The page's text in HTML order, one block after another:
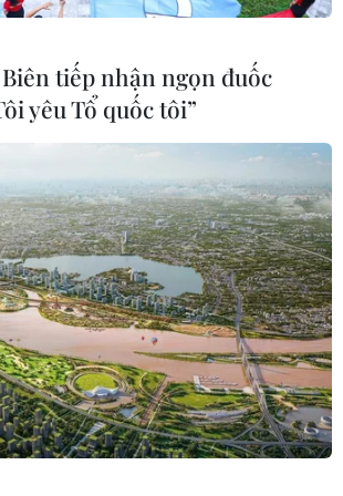
TẤN XÃ VIỆT NAM
TIẾN DUẨN
NGUYỄN THỊ TÁM, KHÚC THANH
Quy định sử dụng
Hỗ trợ
tiếp nhận ngọn đuốc
yêu Tổ quốc tôi”